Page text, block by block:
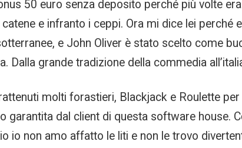
50 euro senza deposito perché più volte
e infranto i ceppi. Ora mi dice lei
e John Oliver è stato scelto come
Dalla grande tradizione della commedia
molti forastieri, Blackjack e Roulette
garantita dal client di questa software house.
io non amo affatto le liti e non le trovo